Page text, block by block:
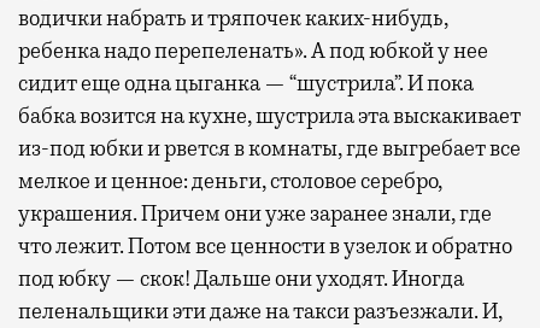
водички набрать и тряпочек каких-нибудь,
ребенка надо перепеленать». А под юбкой у нее
сидит еще одна цыганка — “шустрила”. И пока
бабка возится на кухне, шустрила эта выскакивает
из-под юбки и рвется в комнаты, где выгребает все
мелкое и ценное: деньги, столовое серебро,
украшения. Причем они уже заранее знали, где
что лежит. Потом все ценности в узелок и обратно
под юбку — скок! Дальше они уходят. Иногда
пеленальщики эти даже на такси разъезжали. И,